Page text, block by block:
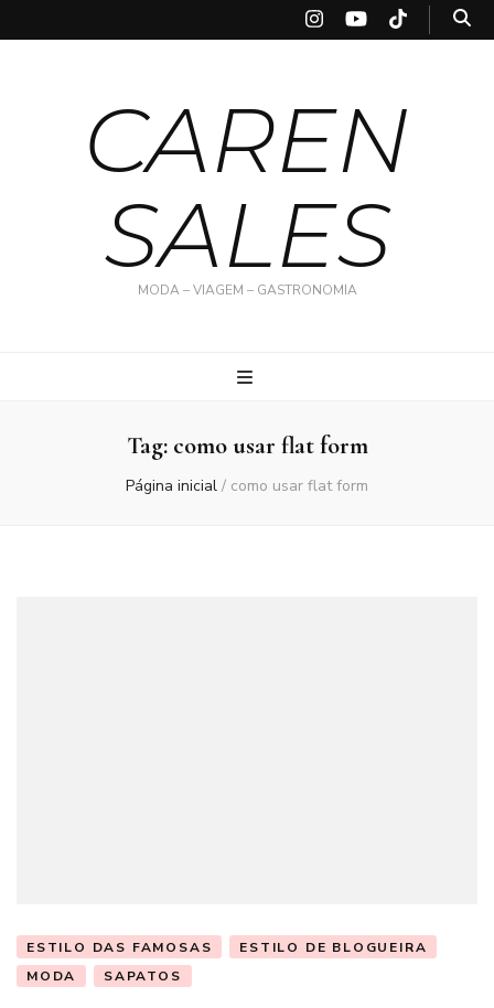
CAREN
SALES
MODA – VIAGEM – GASTRONOMIA
Tag: como usar flat form
Página inicial / como usar flat form
ESTILO DAS FAMOSAS
ESTILO DE BLOGUEIRA
MODA
SAPATOS